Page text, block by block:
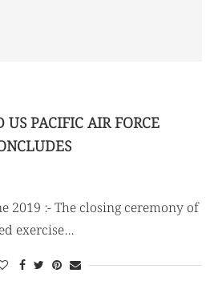
PACIFIC AIR FORCE
2019 :- The closing ceremony of
exercise…